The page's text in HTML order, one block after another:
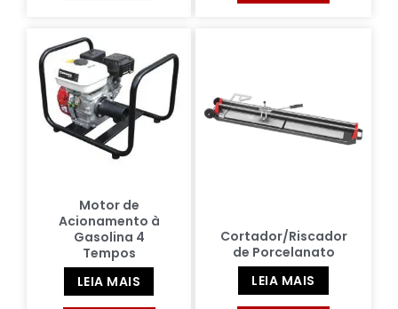
Motor de
Acionamento à
Gasolina 4
Tempos
LEIA MAIS
Cortador/Riscador
de Porcelanato
LEIA MAIS